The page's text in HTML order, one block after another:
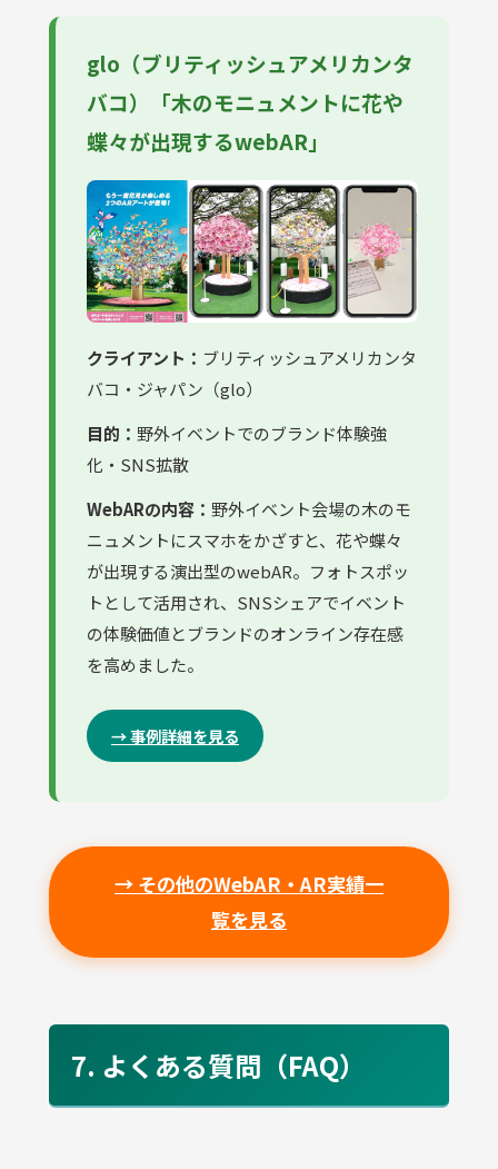
glo（ブリティッシュアメリカンタ
バコ）「木のモニュメントに花や
蝶々が出現するwebAR」
クライアント： ブリティッシュアメリカンタ
バコ・ジャパン（glo）
目的： 野外イベントでのブランド体験強
化・SNS拡散
WebARの内容： 野外イベント会場の木のモ
ニュメントにスマホをかざすと、花や蝶々
が出現する演出型のwebAR。フォトスポッ
トとして活用され、SNSシェアでイベント
の体験価値とブランドのオンライン存在感
を高めました。
→ 事例詳細を見る
→ その他のWebAR・AR実績一
覧を見る
7. よくある質問（FAQ）